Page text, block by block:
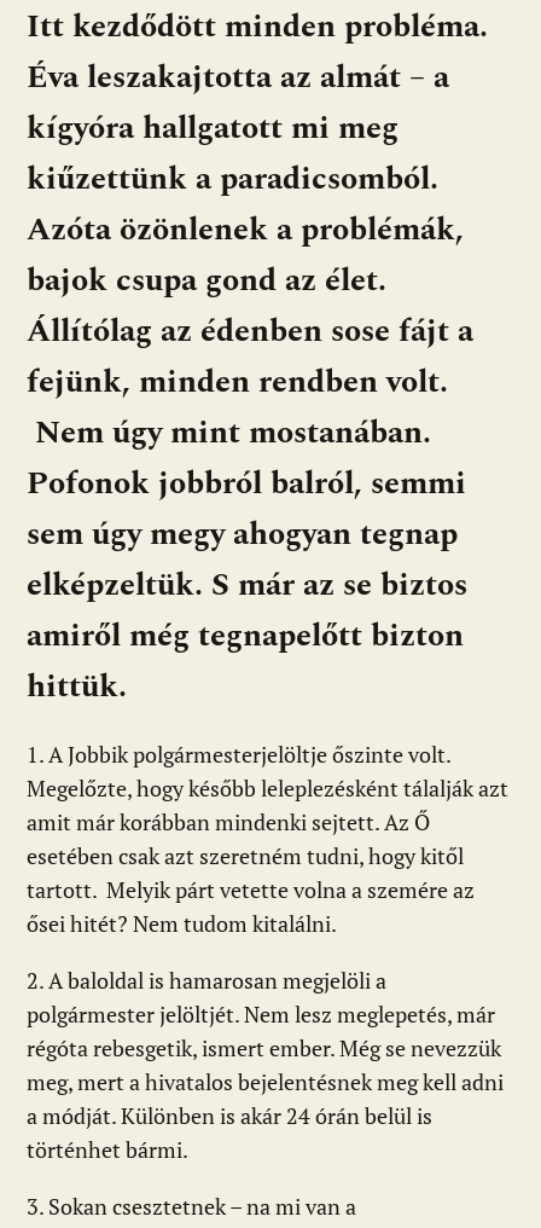
e
b
o
k
er at
s
A
p
p
d
di
ai
l
t za
m
g
Itt kezdődött minden probléma.
Éva leszakajtotta az almát – a
kígyóra hallgatott mi meg
kiűzettünk a paradicsomból.
Azóta özönlenek a problémák,
bajok csupa gond az élet.
Állítólag az édenben sose fájt a
fejünk, minden rendben volt.
Nem úgy mint mostanában.
Pofonok jobbról balról, semmi
sem úgy megy ahogyan tegnap
elképzeltük. S már az se biztos
amiről még tegnapelőtt bizton
hittük.
1. A Jobbik polgármesterjelöltje őszinte volt.
Megelőzte, hogy később leleplezésként tálalják azt
amit már korábban mindenki sejtett. Az Ő
esetében csak azt szeretném tudni, hogy kitől
tartott. Melyik párt vetette volna a szemére az
ősei hitét? Nem tudom kitalálni.
2. A baloldal is hamarosan megjelöli a
polgármester jelöltjét. Nem lesz meglepetés, már
régóta rebesgetik, ismert ember. Még se nevezzük
meg, mert a hivatalos bejelentésnek meg kell adni
a módját. Különben is akár 24 órán belül is
történhet bármi.
3. Sokan csesztetnek – na mi van a